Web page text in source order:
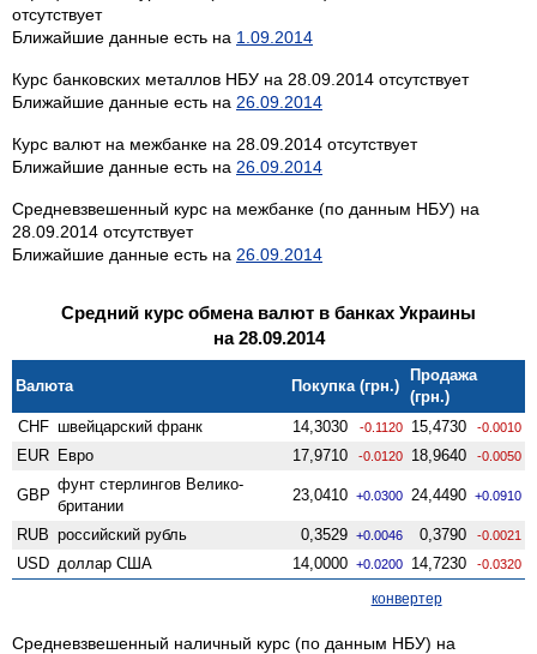
отсутствует
Ближайшие данные есть на 1.09.2014
Курс банковских металлов НБУ на 28.09.2014 отсутствует
Ближайшие данные есть на 26.09.2014
Курс валют на межбанке на 28.09.2014 отсутствует
Ближайшие данные есть на 26.09.2014
Средневзвешенный курс на межбанке (по данным НБУ) на
28.09.2014 отсутствует
Ближайшие данные есть на 26.09.2014
Средний курс обмена валют в банках Украины
на 28.09.2014
Валюта Покупка (грн.)
Продажа
(грн.)
CHF швейцарский франк 14,3030 -0.1120 15,4730 -0.0010
EUR Евро 17,9710 -0.0120 18,9640 -0.0050
GBP
фунт стерлингов Велико­
британии
23,0410 +0.0300 24,4490 +0.0910
RUB российский рубль 0,3529 +0.0046 0,3790 -0.0021
USD доллар США 14,0000 +0.0200 14,7230 -0.0320
конвертер
Средневзвешенный наличный курс (по данным НБУ) на